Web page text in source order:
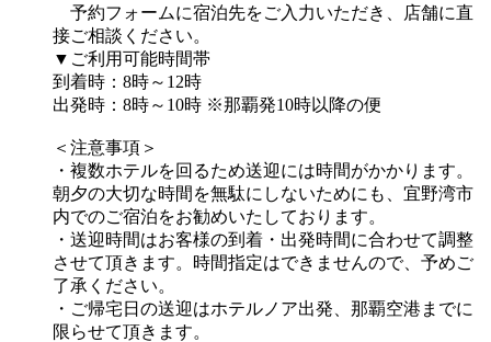
予約フォームに宿泊先をご入力いただき、店舗に直
接ご相談ください。
▼ご利用可能時間帯
到着時：8時～12時
出発時：8時～10時 ※那覇発10時以降の便
＜注意事項＞
・複数ホテルを回るため送迎には時間がかかります。
朝夕の大切な時間を無駄にしないためにも、宜野湾市
内でのご宿泊をお勧めいたしております。
・送迎時間はお客様の到着・出発時間に合わせて調整
させて頂きます。時間指定はできませんので、予めご
了承ください。
・ご帰宅日の送迎はホテルノア出発、那覇空港までに
限らせて頂きます。